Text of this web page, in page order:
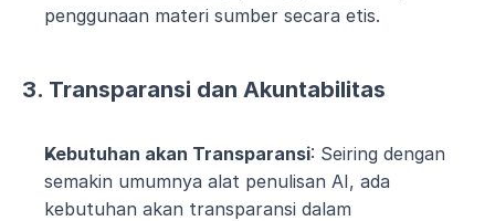
penggunaan materi sumber secara etis.
3. Transparansi dan Akuntabilitas
Kebutuhan akan Transparansi: Seiring dengan
semakin umumnya alat penulisan AI, ada
kebutuhan akan transparansi dalam